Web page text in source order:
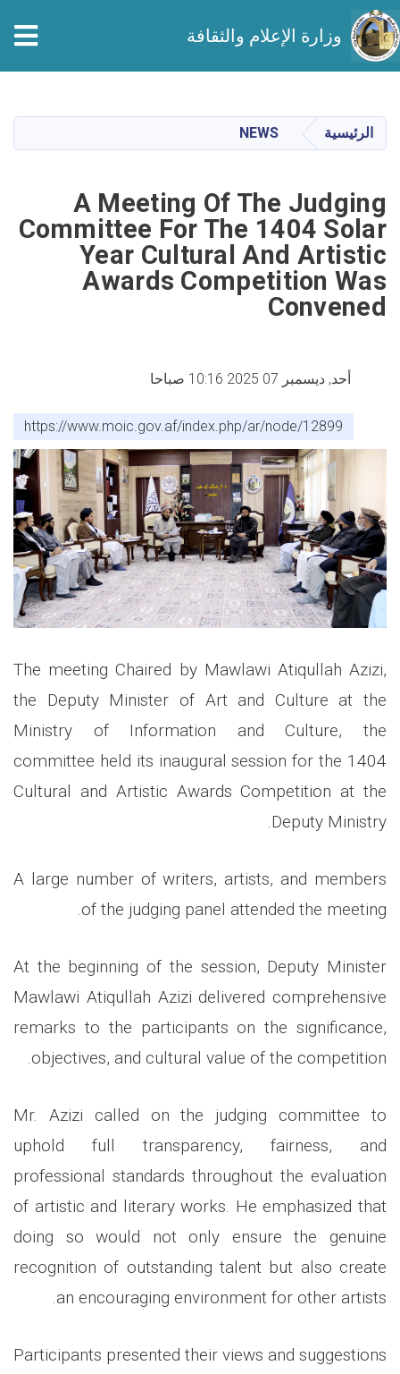
الرئيسي
وزارة الإعلام والثقافة
الرئيسية NEWS
A Meeting Of The Judging
Committee For The 1404 Solar
Year Cultural And Artistic
Awards Competition Was
Convened
أحد, ديسمبر 07 2025 10:16 صباحا
https://www.moic.gov.af/index.php/ar/node/12899
The meeting Chaired by Mawlawi Atiqullah Azizi,
the Deputy Minister of Art and Culture at the
Ministry of Information and Culture, the
committee held its inaugural session for the 1404
Cultural and Artistic Awards Competition at the
Deputy Ministry.
A large number of writers, artists, and members
of the judging panel attended the meeting.
At the beginning of the session, Deputy Minister
Mawlawi Atiqullah Azizi delivered comprehensive
remarks to the participants on the significance,
objectives, and cultural value of the competition.
Mr. Azizi called on the judging committee to
uphold full transparency, fairness, and
professional standards throughout the evaluation
of artistic and literary works. He emphasized that
doing so would not only ensure the genuine
recognition of outstanding talent but also create
an encouraging environment for other artists.
Participants presented their views and suggestions